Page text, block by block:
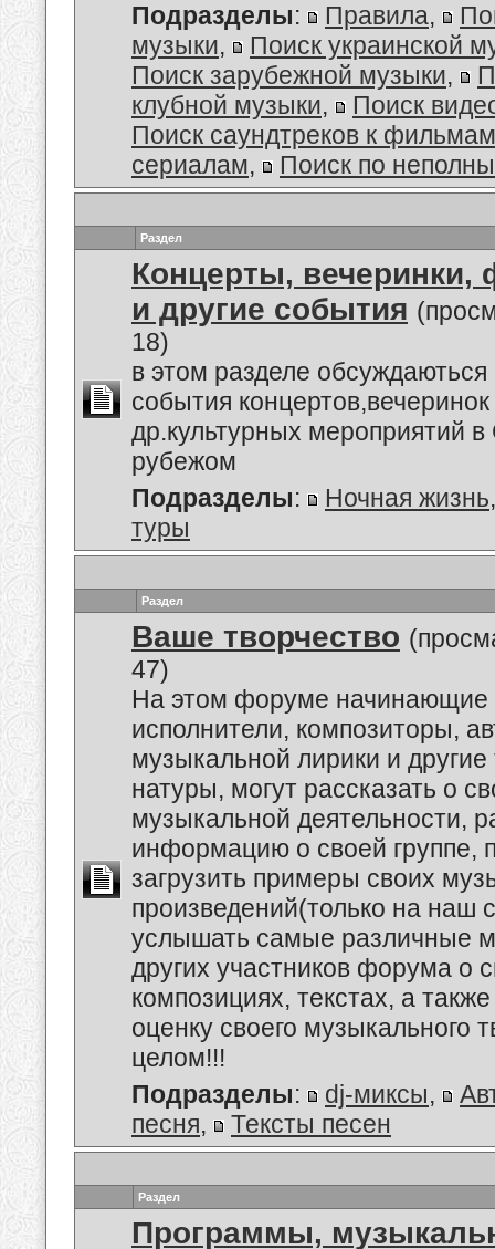
Подразделы: Правила,
музыки,
Поиск украинской
Поиск зарубежной музыки,
клубной музыки,
Поиск
Поиск саундтреков к
сериалам, Поиск по
Раздел
Концерты, вечеринки,
и другие события
18)
в этом разделе
события
др.культурных мероприятий
рубежом
Подразделы: Ночная жизнь
туры
Раздел
Ваше творчество
47)
На этом форуме начинающие
исполнители, композиторы,
музыкальной лирики и другие
натуры, могут рассказать о
музыкальной деятельности,
информацию о своей группе,
загрузить примеры своих
произведений(только на наш
услышать самые различные
других участников форума о
композициях, текстах, а
оценку своего музыкального
целом!!!
Подразделы: dj-миксы,
песня, Тексты песен
Раздел
Программы,